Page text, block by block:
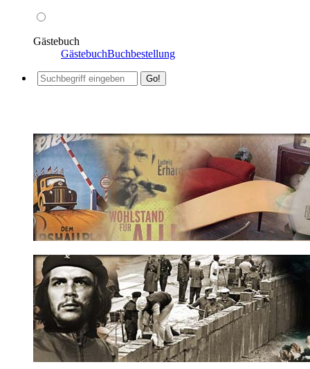
Gästebuch
GästebuchBuchbestellung